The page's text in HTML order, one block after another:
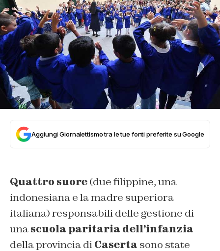
Aggiungi Giornalettismo tra le tue fonti preferite su Google
Quattro suore(due filippine, una
indonesiana e la madre superiora
italiana) responsabili delle gestione di
unascuola paritaria dell’infanzia
della provincia diCaserta sono state